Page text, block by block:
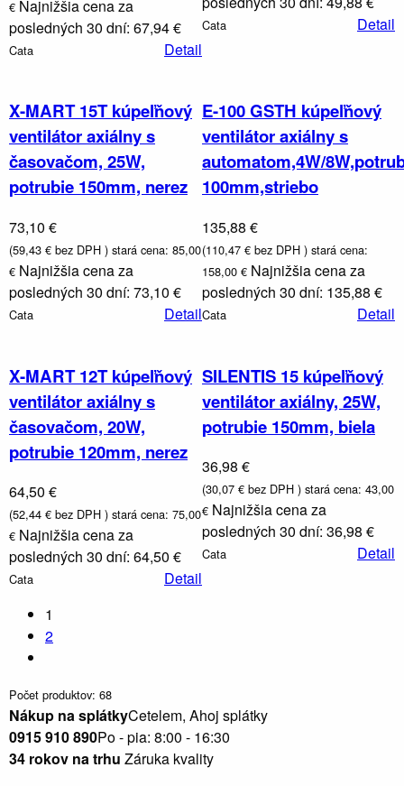
€ Najnižšia cena za
posledných 30 dní: 67,94 €
Cata Detail
Cata Detail
X-MART 15T kúpeľňový
ventilátor axiálny s
časovačom, 25W,
potrubie 150mm, nerez
73,10 €
(59,43 € bez DPH ) stará cena: 85,00
€ Najnižšia cena za
posledných 30 dní: 73,10 €
Cata Detail
E-100 GSTH kúpeľňový
ventilátor axiálny s
automatom,4W/
100mm,striebo
135,88 €
(110,47 € bez DPH ) stará cena:
158,00 € Najnižšia cena za
posledných 30 dní: 135,88 €
Cata Detail
X-MART 12T kúpeľňový
ventilátor axiálny s
časovačom, 20W,
potrubie 120mm, nerez
64,50 €
(52,44 € bez DPH ) stará cena: 75,00
€ Najnižšia cena za
posledných 30 dní: 64,50 €
Cata Detail
SILENTIS 15 kúpeľňový
ventilátor axiálny, 25W,
potrubie 150mm, biela
36,98 €
(30,07 € bez DPH ) stará cena: 43,00
€ Najnižšia cena za
posledných 30 dní: 36,98 €
Cata Detail
1
2
Počet produktov: 68
Nákup na splátkyCetelem, Ahoj splátky
0915 910 890Po - pia: 8:00 - 16:30
34 rokov na trhu Záruka kvality